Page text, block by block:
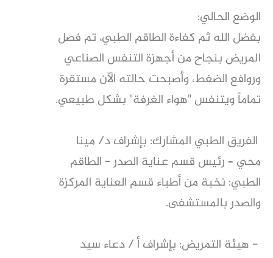
​الوضع الحالي:
​بفضل الله ثم كفاءة الطاقم الطبي، تم فصل
المريض بنجاح من أجهزة التنفس الصناعي
وروافع الضغط، وأصبحت حالته الآن مستقرة
تماماً ويتنفس "هواء الغرفة" بشكل طبيعي.
​ الفريق الطبي المشارك: ​بإشراف د/ مينا
محي – رئيس قسم عناية الصدر - ​الطاقم
الطبي: نخبة من أطباء قسم العناية المركزة
والصدر بالمستشفى.
- ​هيئة التمريض: بإشراف أ / دعاء سيد